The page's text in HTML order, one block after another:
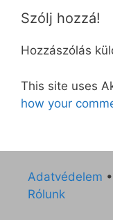
Szólj hozzá!
Hozzászólás
This site uses
how your
Adatvédelem •
Rólunk